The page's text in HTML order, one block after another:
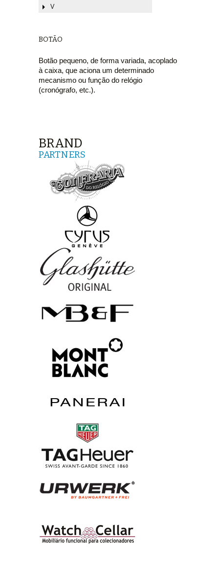
V
BOTÃO
Botão pequeno, de forma variada, acoplado
à caixa, que aciona um determinado
mecanismo ou função do relógio
(cronógrafo, etc.).
BRAND
PARTNERS